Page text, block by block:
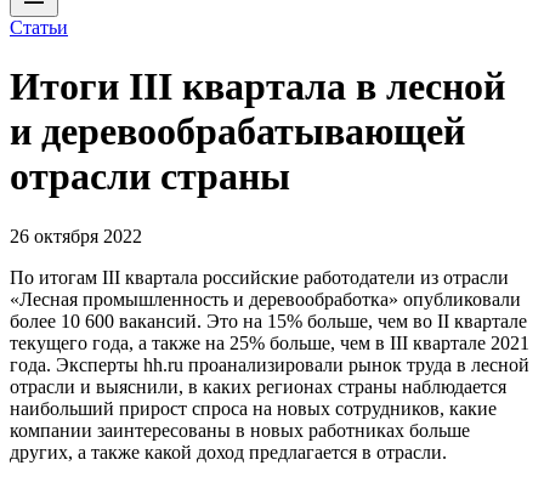
Статьи
Итоги III квартала в лесной
и деревообрабатывающей
отрасли страны
26 октября 2022
По итогам III квартала российские работодатели из отрасли
«Лесная промышленность и деревообработка» опубликовали
более 10 600 вакансий. Это на 15% больше, чем во II квартале
текущего года, а также на 25% больше, чем в III квартале 2021
года. Эксперты hh.ru проанализировали рынок труда в лесной
отрасли и выяснили, в каких регионах страны наблюдается
наибольший прирост спроса на новых сотрудников, какие
компании заинтересованы в новых работниках больше
других, а также какой доход предлагается в отрасли.